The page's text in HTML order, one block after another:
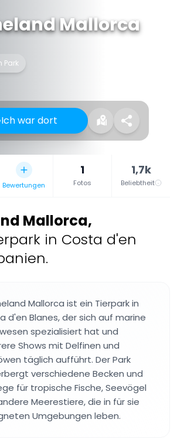
Mallorca
Park
Ich war dort
Bewertungen
1
Fotos
1,7k
Beliebtheit
Mallorca,
in Costa d'en
Mallorca ist ein Tierpark in
d'en Blanes, der sich auf marine
spezialisiert hat und
Shows mit Delfinen und
täglich aufführt. Der Park
verschiedene Becken und
für tropische Fische, Seevögel
Meerestiere, die in für sie
Umgebungen leben.